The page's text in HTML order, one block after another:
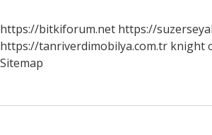
https://bitkiforum.net https://
https://tanriverdimobilya.com.tr knight
Sitemap